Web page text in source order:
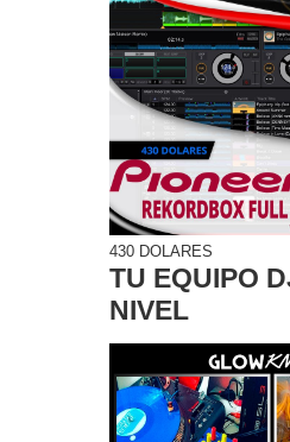
430 DOLARES
TU EQUIPO
NIVEL